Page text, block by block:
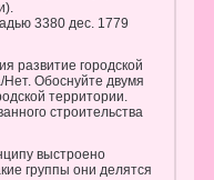
3380 дес. 1779
развитие городской
Нет. Обоснуйте двумя
территории.
строительства
выстроено
группы они делятся